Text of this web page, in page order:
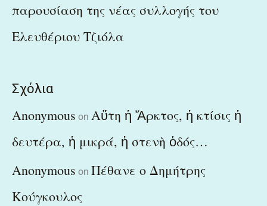
παρουσίαση της νέας συλλογής του
Ελευθέριου Τζιόλα
Σχόλια
Anonymous on Αὕτη ἡ Ἄρκτος, ἡ κτίσις ἡ
δευτέρα, ἡ μικρά, ἡ στενὴ ὁδός…
Anonymous on Πέθανε ο Δημήτρης
Κούγκουλος